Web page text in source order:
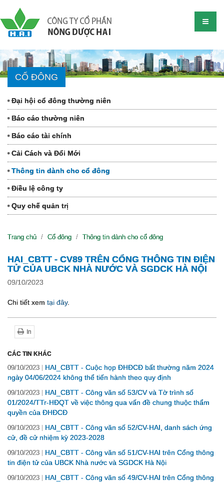
CỔ ĐÔNG
Đại hội cổ đông thường niên
Báo cáo thường niên
Báo cáo tài chính
Cải Cách và Đổi Mới
Thông tin dành cho cổ đông
Điều lệ công ty
Quy chế quản trị
Trang chủ Cổ đông Thông tin dành cho cổ đông
HAI_CBTT - CV89 TRÊN CỔNG THÔNG TIN ĐIỆN
TỬ CỦA UBCK NHÀ NƯỚC VÀ SGDCK HÀ NỘI
09/10/2023
Chi tiết xem tại đây.
In
CÁC TIN KHÁC
09/10/2023
HAI_CBTT - Cuộc họp ĐHĐCĐ bất thường năm 2024
ngày 04/06/2024 không thể tiến hành theo quy định
09/10/2023
HAI_CBTT - Công văn số 53/CV và Tờ trình số
01/2024/TTr-HĐQT về việc thông qua vấn đề chung thuộc thẩm
quyền của ĐHĐCĐ
09/10/2023
HAI_CBTT - Công văn số 52/CV-HAI, danh sách ứng
cử, đề cử nhiệm kỳ 2023-2028
09/10/2023
HAI_CBTT - Công văn số 51/CV-HAI trên Cổng thông
tin điện tử của UBCK Nhà nước và SGDCK Hà Nội
09/10/2023
HAI_CBTT - Công văn số 49/CV-HAI trên Cổng thông